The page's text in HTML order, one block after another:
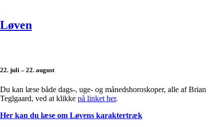
Løven
22. juli – 22. august
Du kan læse både dags-, uge- og månedshoroskoper, alle af Brian
Teglgaard, ved at klikke på linket her.
Her kan du læse om Løvens karaktertræk